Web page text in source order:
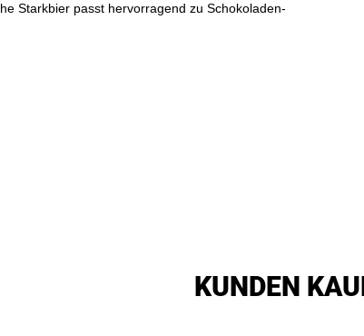
Starkbier passt hervorragend zu Schokoladen-
KUNDEN